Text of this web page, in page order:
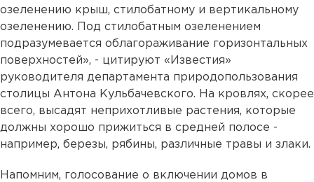
озеленению крыш, стилобатному и вертикальному
озеленению. Под стилобатным озеленением
подразумевается облагораживание горизонтальных
поверхностей», - цитируют «Известия»
руководителя департамента природопользования
столицы Антона Кульбачевского. На кровлях, скорее
всего, высадят неприхотливые растения, которые
должны хорошо прижиться в средней полосе -
например, березы, рябины, различные травы и злаки.
Напомним, голосование о включении домов в